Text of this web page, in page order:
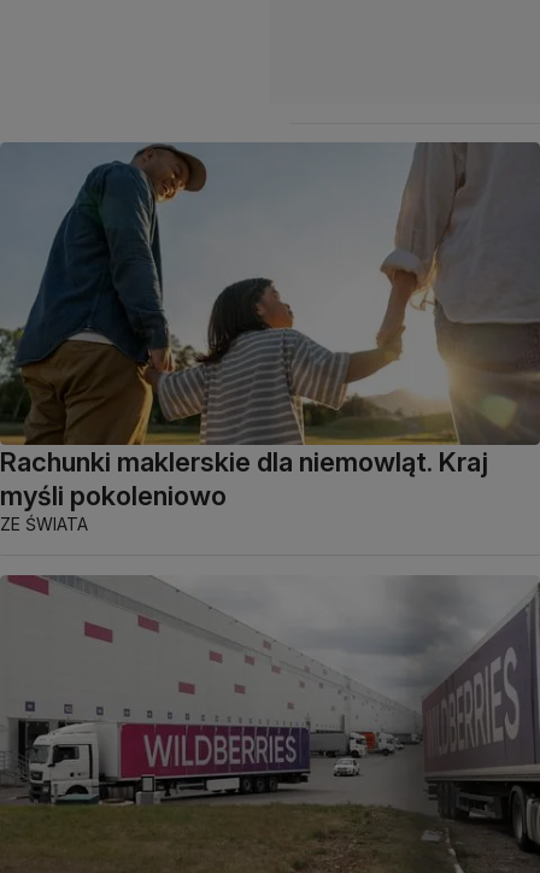
Rachunki maklerskie dla niemowląt. Kraj
myśli pokoleniowo
ZE ŚWIATA